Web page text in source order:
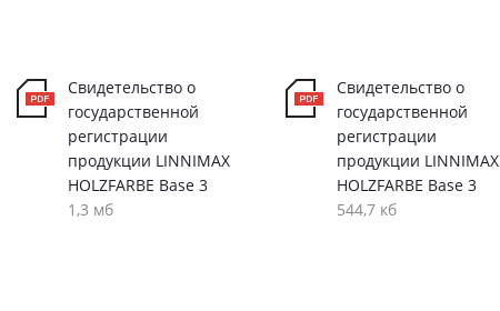
Свидетельство о
государственной
регистрации
продукции LINNIMAX
HOLZFARBE Base 3
1,3 мб
Свидетельство о
государственной
регистрации
продукции LINNIMAX
HOLZFARBE Base 3
544,7 кб